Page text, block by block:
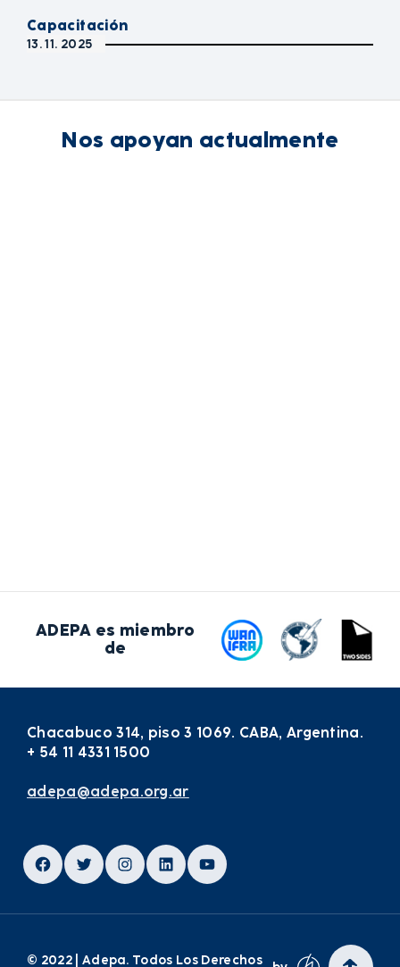
Capacitación
13. 11. 2025
Nos apoyan actualmente
ADEPA es miembro
de
Chacabuco 314, piso 3 1069. CABA, Argentina.
+ 54 11 4331 1500
adepa@adepa.org.ar
Facebook
TwitterInstagram
LinkedInYouTube
© 2022 | Adepa. Todos Los Derechos